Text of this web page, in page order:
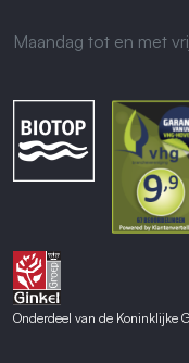
Maandag tot en met
Onderdeel van de Koninklijke